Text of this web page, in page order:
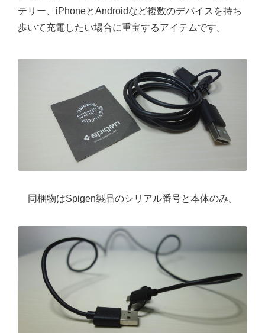
テリー、iPhoneとAndroidなど複数のデバイスを持ち
歩いて充電したい場合に重宝するアイテムです。
同梱物はSpigen製品のシリアル番号と本体のみ。